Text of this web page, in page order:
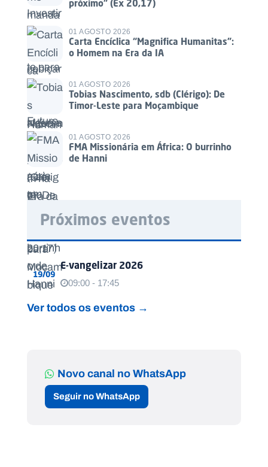
próximo” (Ex 20,17)
01 AGOSTO 2026
Carta Encíclica “Magnifica Humanitas”:
o Homem na Era da IA
01 AGOSTO 2026
Tobias Nascimento, sdb (Clérigo): De
Timor-Leste para Moçambique
01 AGOSTO 2026
FMA Missionária em África: O burrinho
de Hanni
Próximos eventos
19/09
E-vangelizar 2026
09:00 - 17:45
Ver todos os eventos →
Novo canal no WhatsApp
Seguir no WhatsApp